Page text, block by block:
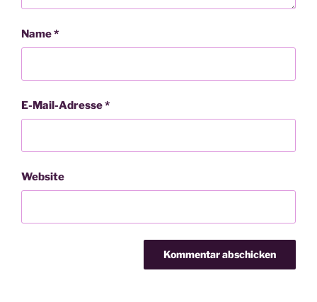
Name*
E-Mail-Adresse*
Website